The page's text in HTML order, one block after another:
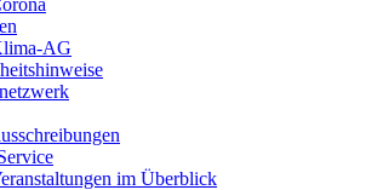
AG
im Überblick